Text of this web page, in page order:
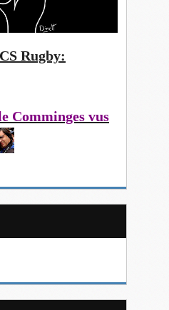
Rugby:
Comminges vus